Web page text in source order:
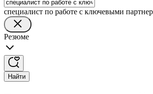
специалист по работе с ключевыми
Резюме
Найти